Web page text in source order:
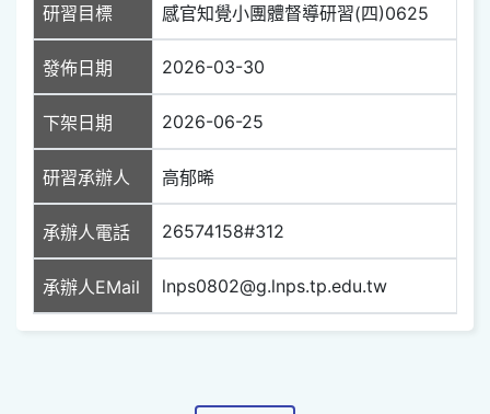
研習目標 感官知覺小團體督導研習(四)0625
發佈日期 2026-03-30
下架日期 2026-06-25
研習承辦人 高郁晞
承辦人電話 26574158#312
承辦人EMail lnps0802@g.lnps.tp.edu.tw